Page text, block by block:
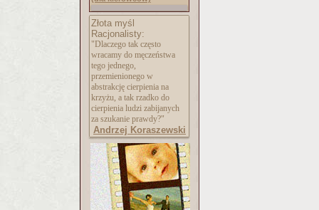
Złota myśl
Racjonalisty:
"Dlaczego tak często
wracamy do męczeństwa
tego jednego,
przemienionego w
abstrakcję cierpienia na
krzyżu, a tak rzadko do
cierpienia ludzi zabijanych
za szukanie prawdy?"
Andrzej Koraszewski